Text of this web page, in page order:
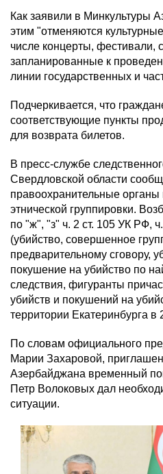
Как заявили в Минкультуры
этим "отменяются
числе концерты, фестивали,
запланированные к
линии государственных и
Подчеркивается, что
соответствующие пункты
для возврата билетов.
В пресс-службе
Свердловской области
правоохранительные органы
этнической группировки.
по "ж", "з" ч. 2 ст. 105 УК РФ,
(убийство, совершенное
предварительному сговору,
покушение на убийство по
следствия, фигуранты
убийств и покушений на
территории Екатеринбурга в
По словам официального
Марии Захаровой,
Азербайджана временный
Петр Волоковых дал
ситуации.